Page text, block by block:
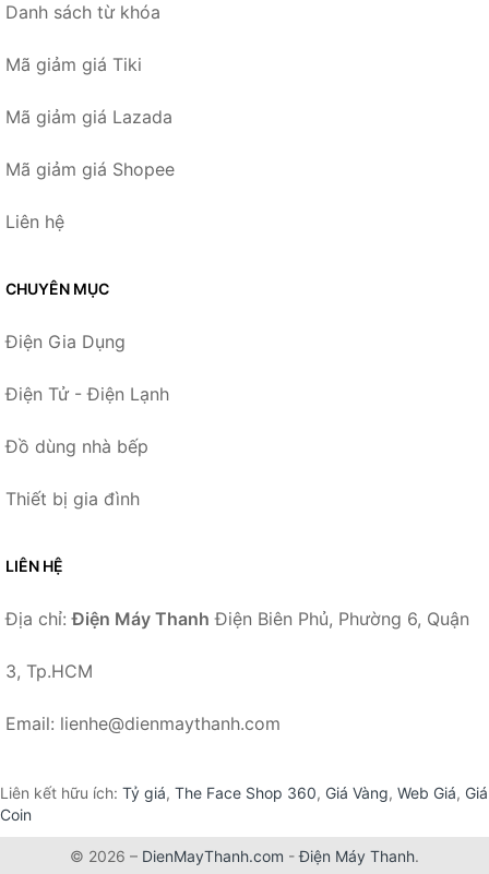
Danh sách từ khóa
Mã giảm giá Tiki
Mã giảm giá Lazada
Mã giảm giá Shopee
Liên hệ
CHUYÊN MỤC
Điện Gia Dụng
Điện Tử - Điện Lạnh
Đồ dùng nhà bếp
Thiết bị gia đình
LIÊN HỆ
Địa chỉ:Điện Máy Thanh Điện Biên Phủ, Phường 6, Quận
3, Tp.HCM
Email: lienhe@dienmaythanh.com
Liên kết hữu ích: Tỷ giá, The Face Shop 360, Giá Vàng, Web Giá, Giá
Coin
© 2026 – DienMayThanh.com -Điện Máy Thanh.